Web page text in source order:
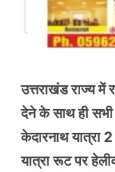
उत्तराखंड राज्य
देने के साथ ही सभी
केदारनाथ यात्रा
यात्रा रूट पर